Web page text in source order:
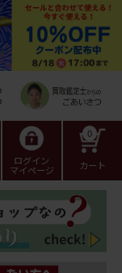
ログイン
マイページ カート
0